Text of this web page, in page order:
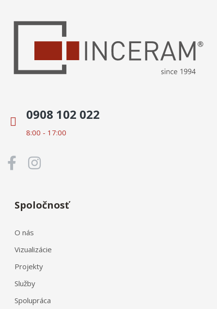
0908 102 022
8:00 - 17:00
Spoločnosť
O nás
Vizualizácie
Projekty
Služby
Spolupráca